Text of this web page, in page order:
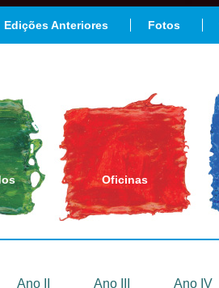
Edições Anteriores Fotos
Oficinas
Ano II Ano III Ano IV